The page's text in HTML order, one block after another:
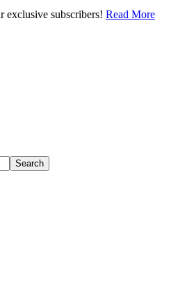
exclusive subscribers! Read More